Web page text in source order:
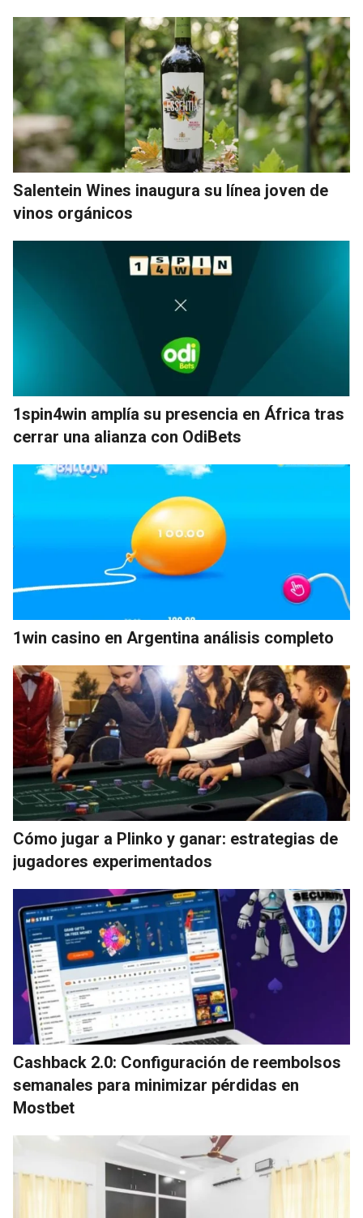
Salentein Wines inaugura su línea joven de
vinos orgánicos
1spin4win amplía su presencia en África tras
cerrar una alianza con OdiBets
1win casino en Argentina análisis completo
Cómo jugar a Plinko y ganar: estrategias de
jugadores experimentados
Cashback 2.0: Configuración de reembolsos
semanales para minimizar pérdidas en
Mostbet